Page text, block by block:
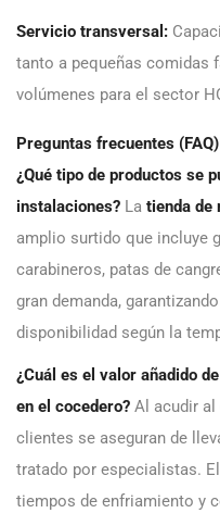
Servicio transversal:
tanto a pequeñas comidas
volúmenes para el sector
Preguntas frecuentes (FAQ)
¿Qué tipo de productos se
instalaciones? La tienda de
amplio surtido que incluye
carabineros, patas de
gran demanda,
disponibilidad según la
¿Cuál es el valor añadido
en el cocedero? Al acudir al
clientes se aseguran de
tratado por especialistas.
tiempos de enfriamiento y